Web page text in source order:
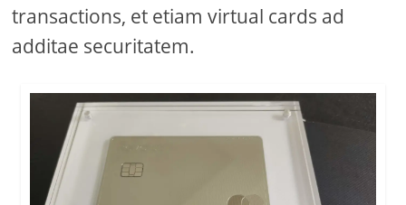
transactions, et etiam virtual cards ad
additae securitatem.